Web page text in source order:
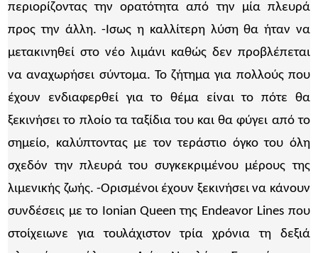
περιορίζοντας την ορατότητα από την μία πλευρά
προς την άλλη. -Ισως η καλλίτερη λύση θα ήταν να
μετακινηθεί στο νέο λιμάνι καθώς δεν προβλέπεται
να αναχωρήσει σύντομα. Το ζήτημα για πολλούς που
έχουν ενδιαφερθεί για το θέμα είναι το πότε θα
ξεκινήσει το πλοίο τα ταξίδια του και θα φύγει από το
σημείο, καλύπτοντας με τον τεράστιο όγκο του όλη
σχεδόν την πλευρά του συγκεκριμένου μέρους της
λιμενικής ζωής. -Ορισμένοι έχουν ξεκινήσει να κάνουν
συνδέσεις με το Ionian Queen της Endeavor Lines που
στοίχειωνε για τουλάχιστον τρία χρόνια τη δεξιά